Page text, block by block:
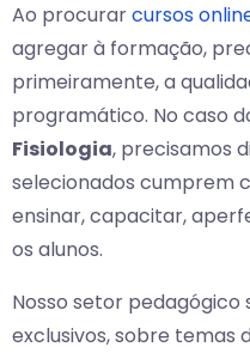
Ao procurarcursos
agregar à formação,
primeiramente, a
programático. No caso
Fisiologia, precisamos
selecionados cumprem
ensinar, capacitar,
os alunos.
Nosso setor pedagógico
exclusivos, sobre temas